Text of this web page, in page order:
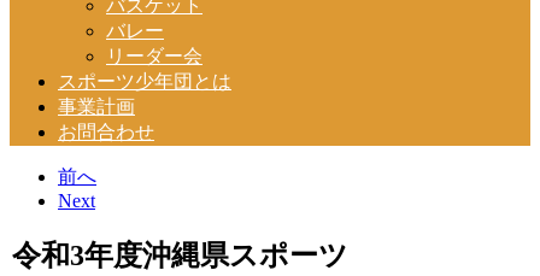
バスケット
バレー
リーダー会
スポーツ少年団とは
事業計画
お問合わせ
前へ
Next
令和3年度沖縄県スポーツ